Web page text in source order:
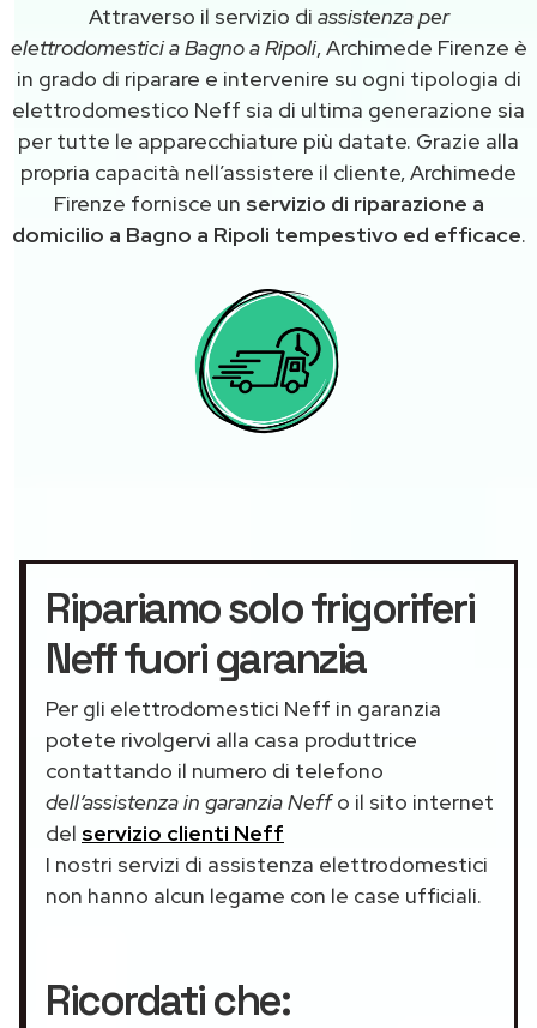
Attraverso il servizio di assistenza per
elettrodomestici a Bagno a Ripoli, Archimede Firenze è
in grado di riparare e intervenire su ogni tipologia di
elettrodomestico Neff sia di ultima generazione sia
per tutte le apparecchiature più datate. Grazie alla
propria capacità nell’assistere il cliente, Archimede
Firenze fornisce un servizio di riparazione a
domicilio a Bagno a Ripoli tempestivo ed efficace.
Ripariamo solo frigoriferi
Neff fuori garanzia
Per gli elettrodomestici Neff in garanzia
potete rivolgervi alla casa produttrice
contattando il numero di telefono
dell’assistenza in garanzia Neffo il sito internet
del servizio clienti Neff
I nostri servizi di assistenza elettrodomestici
non hanno alcun legame con le case ufficiali.
Ricordati che: